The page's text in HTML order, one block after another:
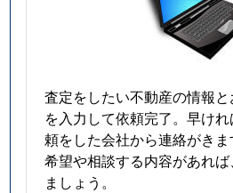
査定をしたい不動産の情報
を入力して依頼完了。早け
頼をした会社から連絡がきま
希望や相談する内容があれば
ましょう。